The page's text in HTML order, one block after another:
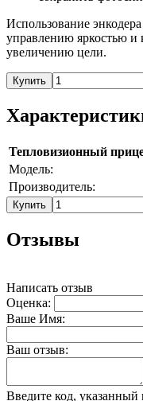
Использование
управлению яркостью и
увеличению цели.
Купить
Тепловизионный
Модель:
Производитель:
Купить
Отзывы
Написать отзыв
Оценка:
Ваше Имя:
Ваш отзыв:
Введите код, указанный